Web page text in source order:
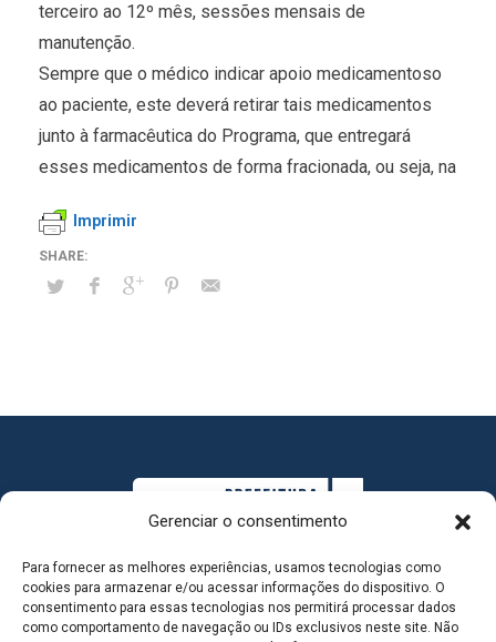
Gerenciar o consentimento
Para fornecer as melhores experiências, usamos tecnologias como
cookies para armazenar e/ou acessar informações do dispositivo. O
consentimento para essas tecnologias nos permitirá processar dados
como comportamento de navegação ou IDs exclusivos neste site. Não
terceiro ao 12º mês, sessões mensais de
manutenção.
Sempre que o médico indicar apoio medicamentoso
ao paciente, este deverá retirar tais medicamentos
junto à farmacêutica do Programa, que entregará
esses medicamentos de forma fracionada, ou seja, na
Imprimir